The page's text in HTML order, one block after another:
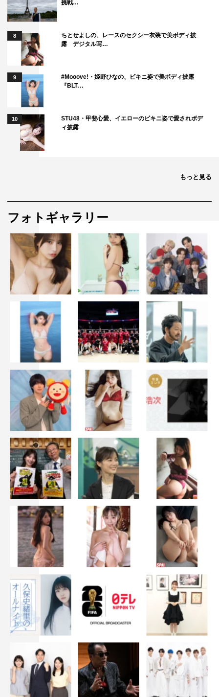
挑戦…
8
ちとせよしの、レースのセクシー衣装で美ボディ披
露 デジタル写…
9
#Mooove!・姫野ひなの、ビキニ姿で美ボディ披露
『BLT…
10
STU48・甲斐心愛、イエローのビキニ姿で愛されボデ
ィ披露
もっと見る
フォトギャラリー